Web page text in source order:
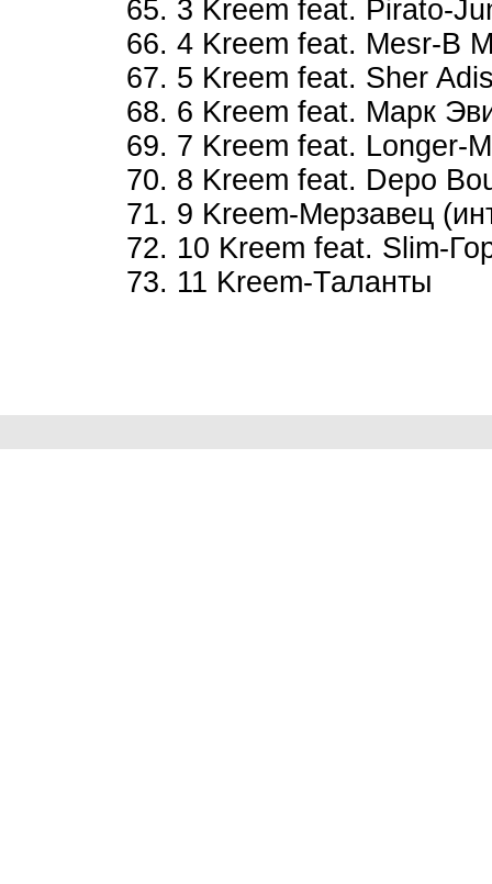
65. 3 Kreem feat. Pirato-
66. 4 Kreem feat. Mesr-В
67. 5 Kreem feat. Sher
68. 6 Kreem feat. Марк
69. 7 Kreem feat. Longer-
70. 8 Kreem feat. Depo
71. 9 Kreem-Мерзавец
72. 10 Kreem feat. Slim-
73. 11 Kreem-Таланты